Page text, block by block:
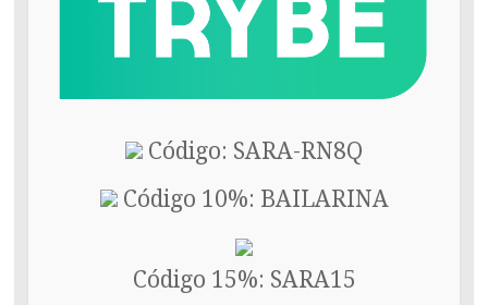
Código: SARA-RN8Q
Código 10%: BAILARINA
Código 15%: SARA15